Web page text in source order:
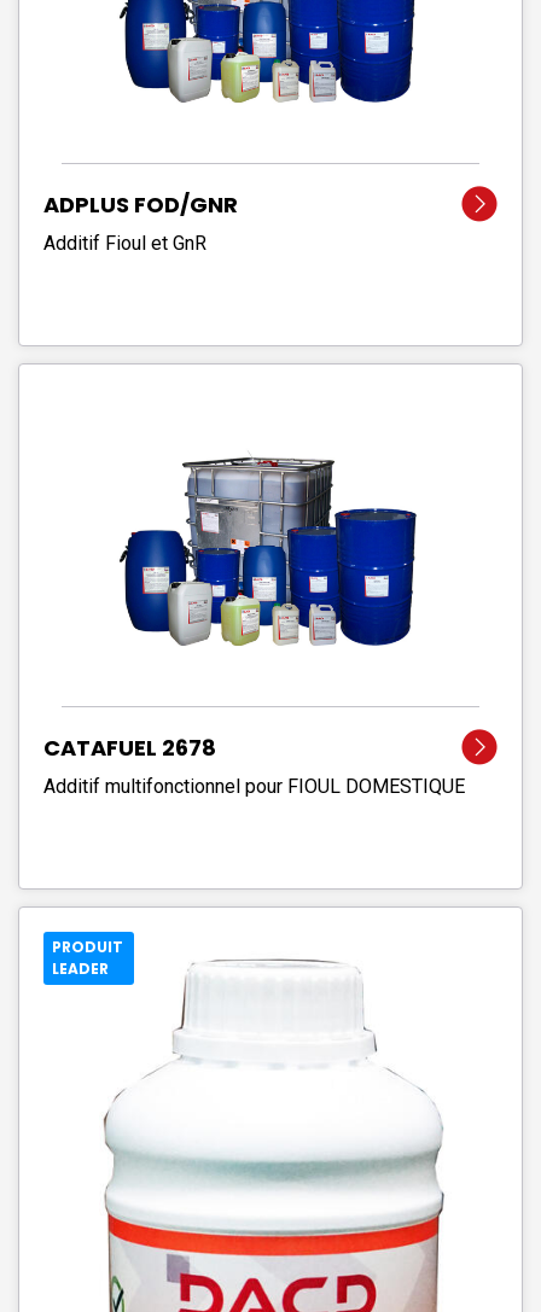
ADPLUS FOD/GNR
Additif Fioul et GnR
CATAFUEL 2678
Additif multifonctionnel pour FIOUL DOMESTIQUE
PRODUIT
LEADER